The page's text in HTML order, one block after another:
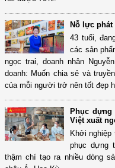
Nỗ lực
43 tuổi,
các sản
ngọc trai, doanh nhân
doanh: Muốn chia sẻ và
của mỗi người trở nên tốt đẹp
Phục
Việt xuất
Khởi nghiệp
phục dựng
thậm chí tạo ra nhiều dòng